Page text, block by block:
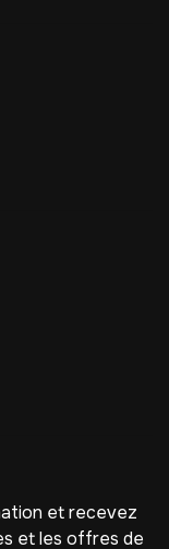
et recevez
et les offres de